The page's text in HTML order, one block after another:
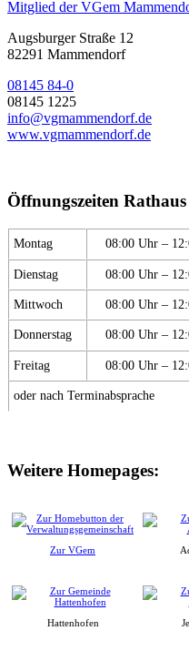
Mitglied der VGem
Augsburger Straße 12
82291 Mammendorf
08145 84-0
08145 1225
info@vgmammendorf.de
www.vgmammendorf.de
Öffnungszeiten
Montag 08:00 Uhr –
Dienstag 08:00 Uhr –
Mittwoch 08:00 Uhr –
Donnerstag 08:00 Uhr –
Freitag 08:00 Uhr –
oder nach Terminabsprache
Weitere Homepages:
Zur VGem
Hattenhofen